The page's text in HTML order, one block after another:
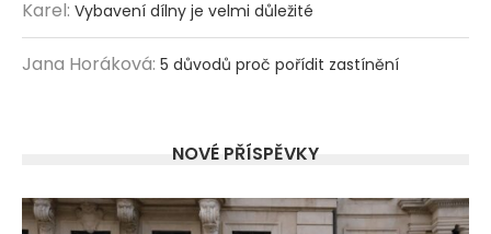
Karel: Vybavení dílny je velmi důležité
Jana Horáková: 5 důvodů proč pořídit zastínění
NOVÉ PŘÍSPĚVKY